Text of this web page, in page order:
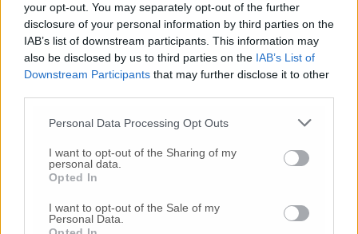
your opt-out. You may separately opt-out of the further
disclosure of your personal information by third parties on the
IAB’s list of downstream participants. This information may
also be disclosed by us to third parties on the IAB’s List of
Downstream Participants that may further disclose it to other
Personal Data Processing Opt Outs
I want to opt-out of the Sharing of my
personal data.
Opted In
I want to opt-out of the Sale of my
Personal Data.
© RIPRODUZIONE RISERVATA
Vai alla home
Commenti